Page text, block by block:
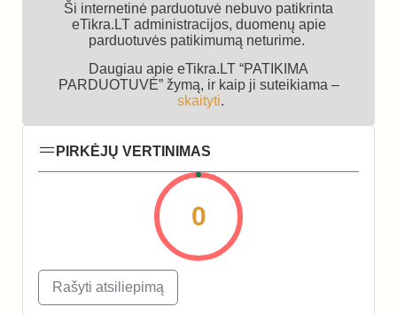
Ši internetinė parduotuvė nebuvo patikrinta
eTikra.LT administracijos, duomenų apie
parduotuvės patikimumą neturime.
Daugiau apie eTikra.LT “PATIKIMA
PARDUOTUVĖ” žymą, ir kaip ji suteikiama –
skaityti.
PIRKĖJŲ VERTINIMAS
0
Rašyti atsiliepimą